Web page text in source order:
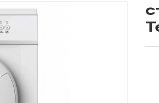
Кронштейны
Медиаплееры ,тюнеры Т2